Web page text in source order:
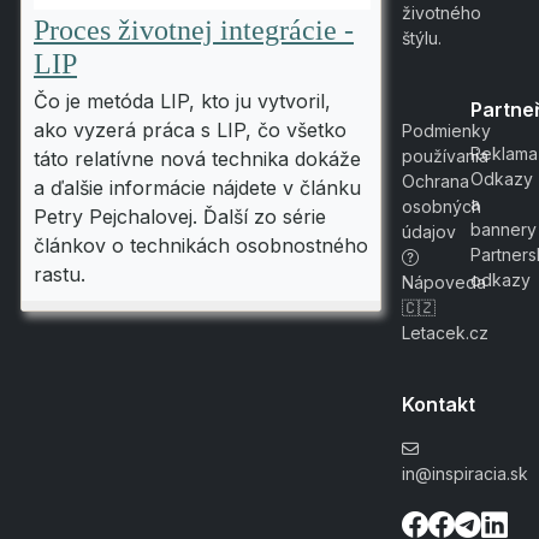
Proces životnej integrácie -
LIP
Čo je metóda LIP, kto ju vytvoril,
ako vyzerá práca s LIP, čo všetko
táto relatívne nová technika dokáže
a ďalšie informácie nájdete v článku
Petry Pejchalovej. Ďalší zo série
článkov o technikách osobnostného
rastu.
životného
štýlu.
Podmienky
používania
Ochrana
osobných
údajov
Nápoveda
🇨🇿
Letacek.cz
Reklama
Odkazy
a
bannery
odkazy
Kontakt
in@inspiracia.sk